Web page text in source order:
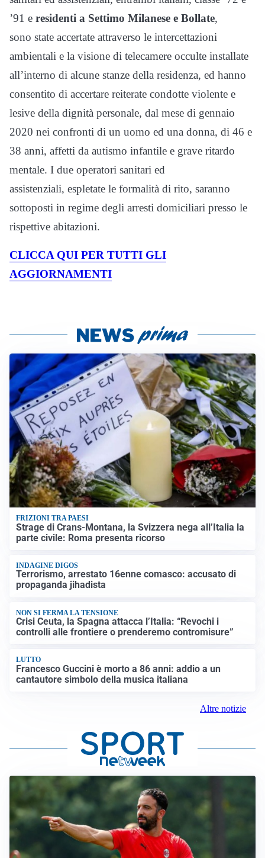
’91 e residenti a Settimo Milanese e Bollate,
sono state accertate attraverso le intercettazioni
ambientali e la visione di telecamere occulte installate
all’interno di alcune stanze della residenza, ed hanno
consentito di accertare reiterate condotte violente e
lesive della dignità personale, dal mese di gennaio
2020 nei confronti di un uomo ed una donna, di 46 e
38 anni, affetti da autismo infantile e grave ritardo
mentale. I due operatori sanitari ed
assistenziali, espletate le formalità di rito, saranno
sottoposti in regime degli arresti domiciliari presso le
rispettive abitazioni.
CLICCA QUI PER TUTTI GLI
AGGIORNAMENTI
FRIZIONI TRA PAESI
Strage di Crans-Montana, la Svizzera nega all’Italia la
parte civile: Roma presenta ricorso
INDAGINE DIGOS
Terrorismo, arrestato 16enne comasco: accusato di
propaganda jihadista
NON SI FERMA LA TENSIONE
Crisi Ceuta, la Spagna attacca l’Italia: “Revochi i
controlli alle frontiere o prenderemo contromisure”
LUTTO
Francesco Guccini è morto a 86 anni: addio a un
cantautore simbolo della musica italiana
Altre notizie